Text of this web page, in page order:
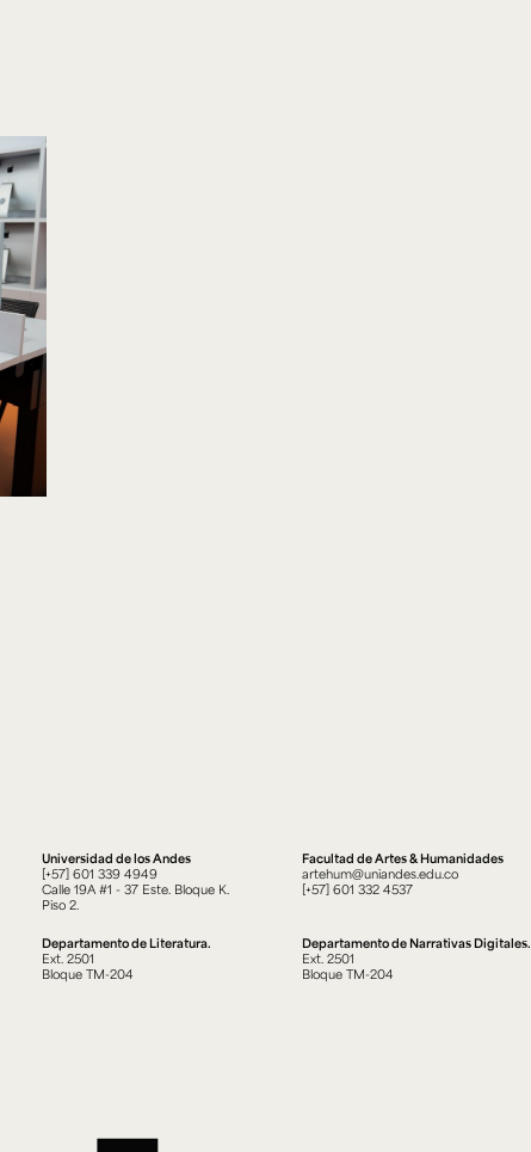
Universidad de los Andes
[+57] 601 339 4949
Calle 19A #1 - 37 Este. Bloque K.
Piso 2.
Facultad de Artes & Humanidades
artehum@uniandes.edu.co
[+57] 601 332 4537
Departamento de Literatura.
Ext. 2501
Bloque TM-204
Departamento de Narrativas Digitales.
Ext. 2501
Bloque TM-204